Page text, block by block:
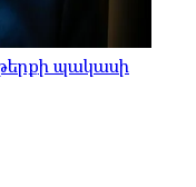
պակասի